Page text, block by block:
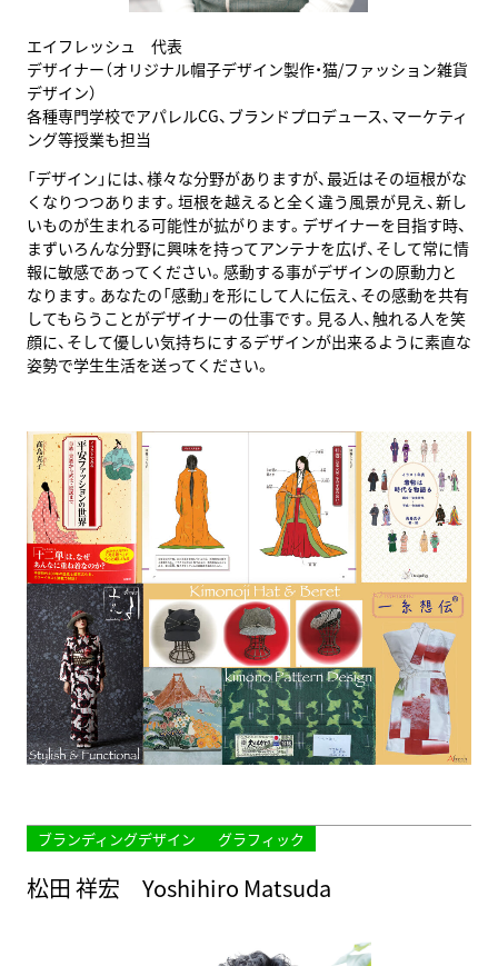
エイフレッシュ 代表
デザイナー（オリジナル帽子デザイン製作・猫/ファッション雑貨
デザイン）
各種専門学校でアパレルCG、ブランドプロデュース、マーケティ
ング等授業も担当
「デザイン」には、様々な分野がありますが、最近はその垣根がな
くなりつつあります。垣根を越えると全く違う風景が見え、新し
いものが生まれる可能性が拡がります。デザイナーを目指す時、
まずいろんな分野に興味を持ってアンテナを広げ、そして常に情
報に敏感であってください。感動する事がデザインの原動力と
なります。あなたの「感動」を形にして人に伝え、その感動を共有
してもらうことがデザイナーの仕事です。見る人、触れる人を笑
顔に、そして優しい気持ちにするデザインが出来るように素直な
姿勢で学生生活を送ってください。
ブランディングデザイン グラフィック
松田 祥宏 Yoshihiro Matsuda